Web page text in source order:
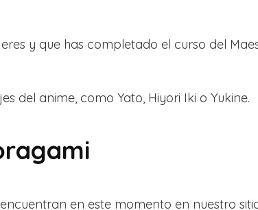
y que has completado el curso del
del anime, como Yato, Hiyori Iki o Yukine.
en este momento en nuestro